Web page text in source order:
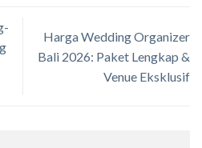
Harga Wedding Organizer
Bali 2026: Paket Lengkap &
Venue Eksklusif